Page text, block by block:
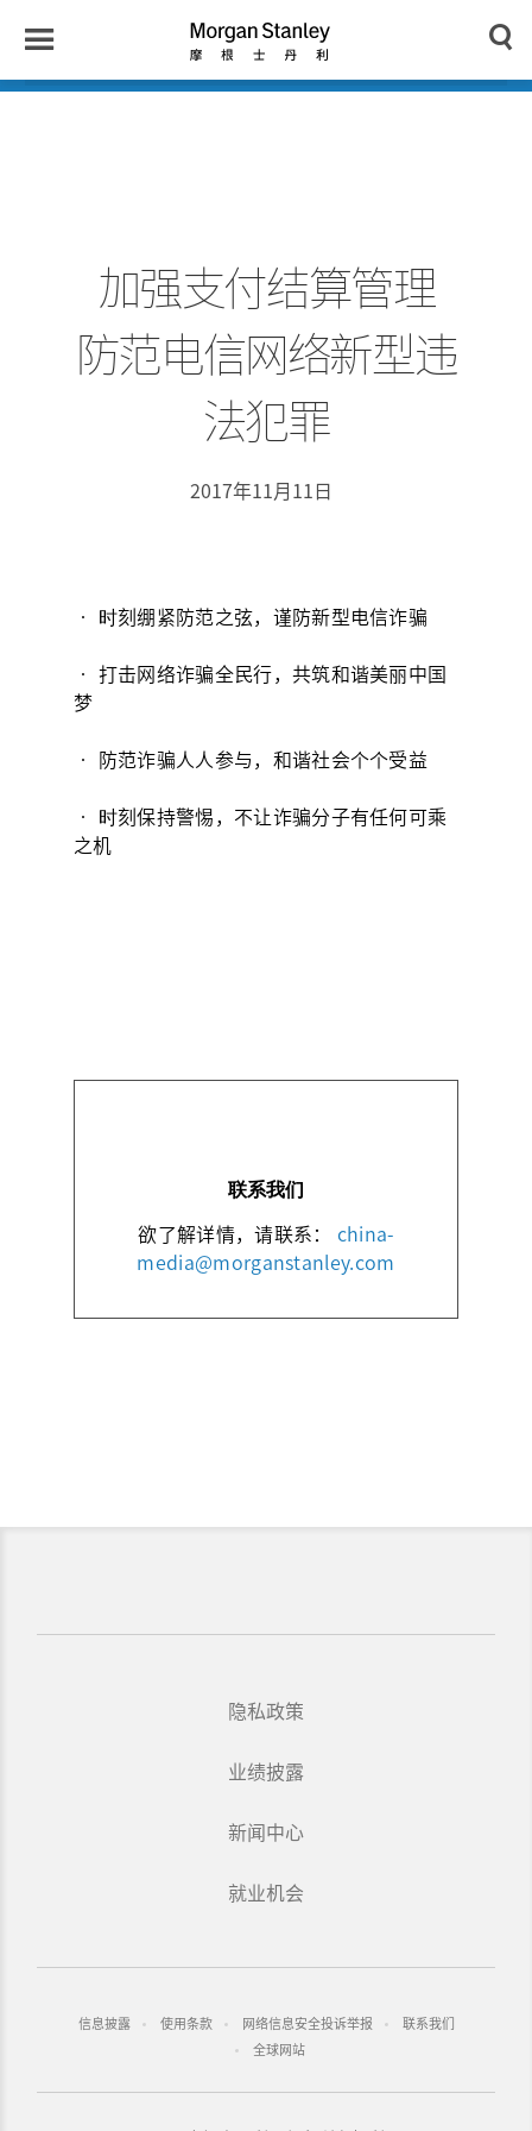
Menu
Morgan Search
加强支付结算管理
防范电信网络新型违
法犯罪
2017年11月11日
• 时刻绷紧防范之弦，谨防新型电信诈骗
• 打击网络诈骗全民行，共筑和谐美丽中国
梦
• 防范诈骗人人参与，和谐社会个个受益
• 时刻保持警惕，不让诈骗分子有任何可乘
之机
联系我们
欲了解详情，请联系： china-
media@morganstanley.com
隐私政策
业绩披露
新闻中心
就业机会
信息披露 使用条款 网络信息安全投诉举报
联系我们
全球网站